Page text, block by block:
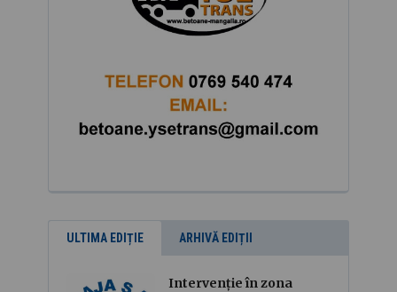
ULTIMA EDIȚIE ARHIVĂ EDIȚII
Intervenție în zona